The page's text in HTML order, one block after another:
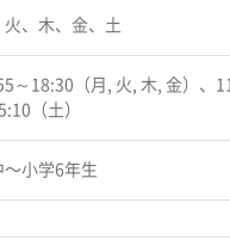
火、木、金、土
～18:30（月, 火, 木, 金）、
（土）
〜小学6年生